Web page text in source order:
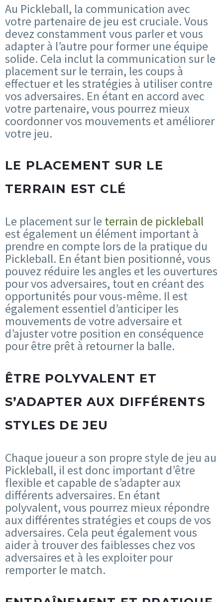
Au Pickleball, la communication avec
votre partenaire de jeu est cruciale. Vous
devez constamment vous parler et vous
adapter à l’autre pour former une équipe
solide. Cela inclut la communication sur le
placement sur le terrain, les coups à
effectuer et les stratégies à utiliser contre
vos adversaires. En étant en accord avec
votre partenaire, vous pourrez mieux
coordonner vos mouvements et améliorer
votre jeu.
LE PLACEMENT SUR LE
TERRAIN EST CLÉ
Le placement sur le terrain de pickleball
est également un élément important à
prendre en compte lors de la pratique du
Pickleball. En étant bien positionné, vous
pouvez réduire les angles et les ouvertures
pour vos adversaires, tout en créant des
opportunités pour vous-même. Il est
également essentiel d’anticiper les
mouvements de votre adversaire et
d’ajuster votre position en conséquence
pour être prêt à retourner la balle.
ÊTRE POLYVALENT ET
S’ADAPTER AUX DIFFÉRENTS
STYLES DE JEU
Chaque joueur a son propre style de jeu au
Pickleball, il est donc important d’être
flexible et capable de s’adapter aux
différents adversaires. En étant
polyvalent, vous pourrez mieux répondre
aux différentes stratégies et coups de vos
adversaires. Cela peut également vous
aider à trouver des faiblesses chez vos
adversaires et à les exploiter pour
remporter le match.